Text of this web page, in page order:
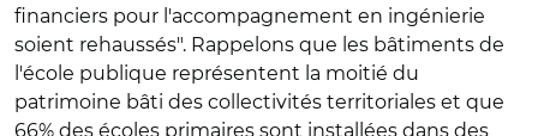
financiers pour l'accompagnement en ingénierie
soient rehaussés". Rappelons que les bâtiments de
l'école publique représentent la moitié du
patrimoine bâti des collectivités territoriales et que
66% des écoles primaires sont installées dans des